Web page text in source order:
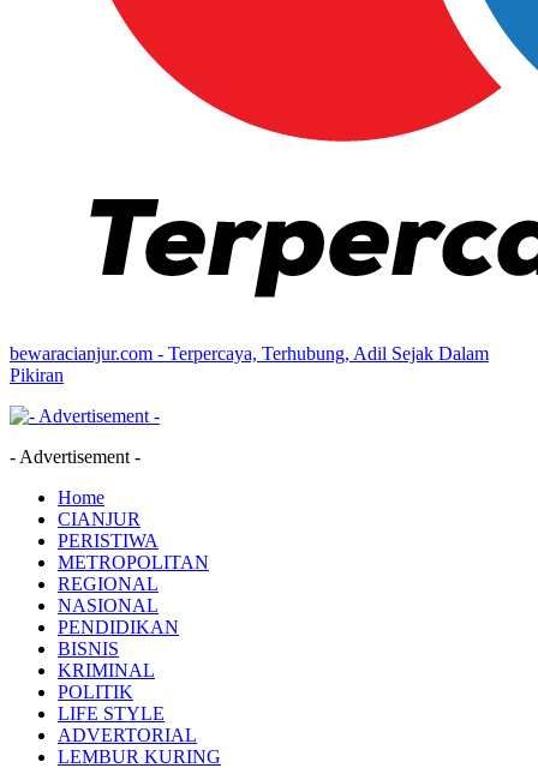
bewaracianjur.com - Terpercaya, Terhubung, Adil Sejak Dalam
Pikiran
- Advertisement -
Home
CIANJUR
PERISTIWA
METROPOLITAN
REGIONAL
NASIONAL
PENDIDIKAN
BISNIS
KRIMINAL
POLITIK
LIFE STYLE
ADVERTORIAL
LEMBUR KURING